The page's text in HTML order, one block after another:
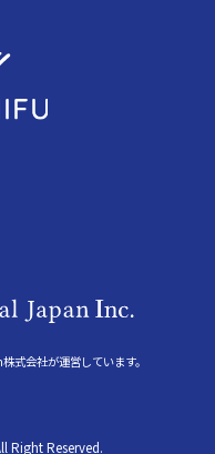
式会社が運営しています。
Right Reserved.